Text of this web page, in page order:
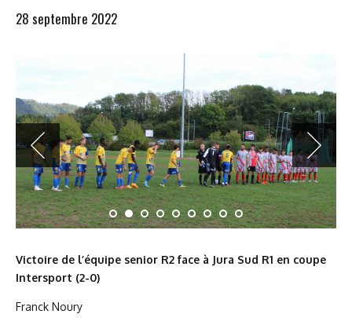
28 septembre 2022
Victoire de l’équipe senior R2 face à Jura Sud R1 en coupe
Intersport (2-0)
Franck Noury